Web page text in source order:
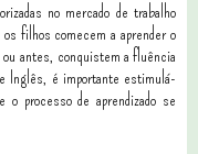
no mercado de trabalho
filhos comecem a aprender o
ou antes, conquistem a fluência
Inglês, é importante estimulá-
processo de aprendizado se